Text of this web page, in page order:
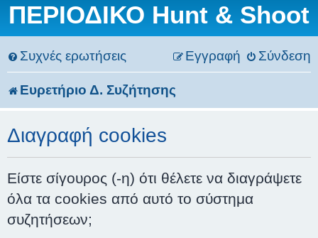
ΠΕΡΙΟΔΙΚΟ Hunt & Shoot
Συχνές ερωτήσεις Σύνδεση
Εγγραφή
Ευρετήριο Δ. Συζήτησης
Διαγραφή cookies
Είστε σίγουρος (-η) ότι θέλετε να διαγράψετε
όλα τα cookies από αυτό το σύστημα
συζητήσεων;